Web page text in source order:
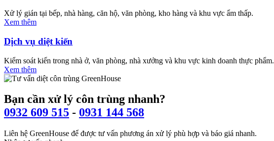
Xử lý gián tại bếp, nhà hàng, căn hộ, văn phòng, kho hàng và khu vực ẩm thấp.
Xem thêm
Dịch vụ diệt kiến
Kiểm soát kiến trong nhà ở, văn phòng, nhà xưởng và khu vực kinh doanh thực phẩm.
Xem thêm
Bạn cần xử lý côn trùng nhanh?
0932 609 515 - 0931 144 568
Liên hệ GreenHouse để được tư vấn phương án xử lý phù hợp và báo giá nhanh.